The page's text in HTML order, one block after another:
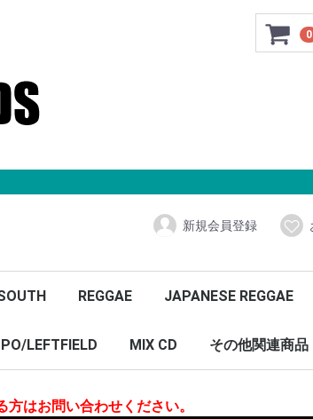
0
新規会員登録
REGGAE JAPANESE REGGAE
LEFTFIELD MIX CD その他関連商品
はお問い合わせください。